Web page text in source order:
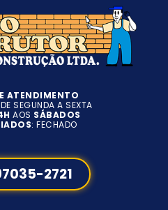
ATENDIMENTO
DE SEGUNDA A SEXTA
AOS SÁBADOS
: FECHADO
2721